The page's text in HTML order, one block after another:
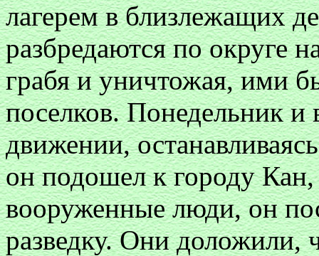
лагерем в близлежащих
разбредаются по округе
грабя и уничтожая, ими
поселков. Понедельник и
движении,
он подошел к городу Кан,
вооруженные люди, он
разведку. Они доложили,